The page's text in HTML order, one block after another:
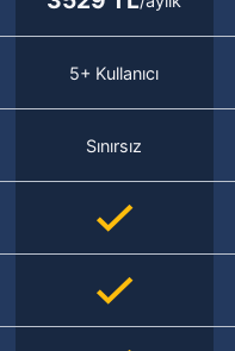
5+ Kullanıcı
Sınırsız